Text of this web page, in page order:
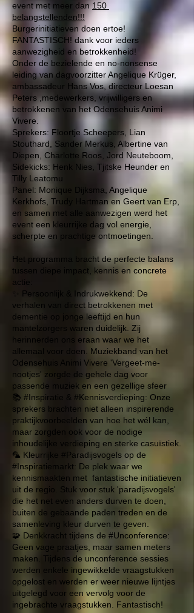
event met meer dan150
belangstellenden!!!
Burgerinitiatieven doen ertoe!
FANTASTISCH! dank voor ieders
aanwezigheid en betrokkenheid!
Onder de bezielende en no-nonsense
leiding van dagvoorzitterAngelique Krüger,
ambassadeur Hans Vos, directeur Loesan
Peters ,medewerkers, vrijwilligers en
betrokkenen van het Odensehuis Animi
Vivere.
Sprekers: Floortje Scheepers, Lian
Stouthard, Sander Merkus, Albertine van
Diepen, Charlotte Roos, Jord Neuteboom,
Sidekicks: Henk Nies, Tjitske Heunder en
Tilly Leatomu
Panel: Monique Dijksma, Angelique
Kerkhofs, Trudy Hartman en Geert van Erp,
en samen met alle aanwezigen werd het
event een kleurrijke dag vol energie,
scherpte en prachtige ontmoetingen.
Het programma bracht de perfecte balans
tussen diepe impact, kennis en concrete
actie:
✨ Persoonlijk & Indrukwekkend: De
verhalen van direct betrokkenen met
dementie op jonge leeftijd en hun
mantelzorgers waren duidelijk. Zij
herinnerden ons eraan waar we het
allemaal voor doen. Muziekband van het
Odensehuis Animi Vivere 'Vergeet-me-
nootjes' zorgde de gehele dag voor
passende muziek en een gezellige sfeer
📚 #Inspiratie & #Kennisverdieping: Onze
sprekers brachten niet alleen inspirerende
praktijkvoorbeelden van hoe het wél kan,
maar zorgden ook voor de nodige
inhoudelijke verdieping en sterke casuïstiek.
🦜 Kleurrijke #Paradijsvogels op de
#Inspiratiemarkt: De plek waar we
kennismaakten met fantastische initiatieven
uit de regio. Stuk voor stuk 'paradijsvogels'
die het net even anders durven te doen,
buiten de gebaande paden treden en de
samenleving kleur durven te geven.
🧩 Denkkracht tijdens de #Unconference:
Geen vage praatjes, maar samen meters
maken. Tijdens de unconference sessies
werden enkele ingewikkelde vraagstukken
opgelost en werden er weer nieuwe lijntjes
uitgelegd voor een vervolg voor de
ingebrachte vraagstukken. Fantastisch!